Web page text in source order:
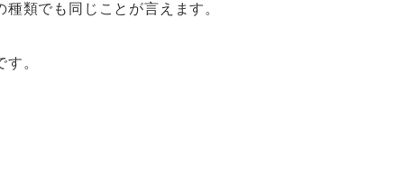
類でも同じことが言えます。
。